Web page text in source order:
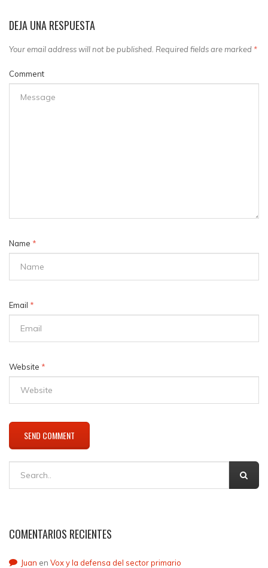
DEJA UNA RESPUESTA
Your email address will not be published. Required fields are marked *
Comment
Name *
Email *
Website *
COMENTARIOS RECIENTES
Juan en Vox y la defensa del sector primario